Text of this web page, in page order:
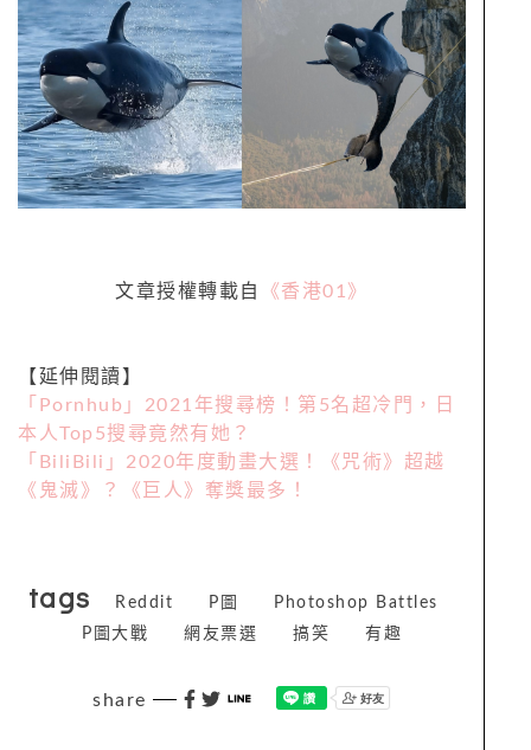
文章授權轉載自 《香港01 》
【延伸閱讀】
「Pornhub」2021年搜尋榜！第5名超冷門，日
本人Top5搜尋竟然有她？
「BiliBili」2020年度動畫大選！《咒術》超越
《鬼滅》？《巨人》奪獎最多！
tags Reddit P圖
Photoshop Battles
P圖大戰
網友票選 搞笑 有趣
share